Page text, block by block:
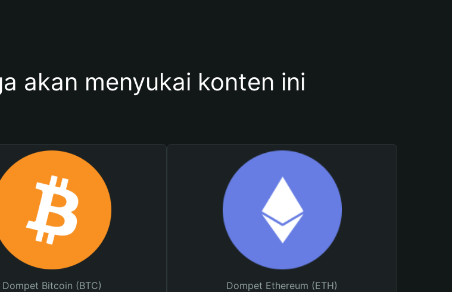
akan menyukai konten ini
Dompet Bitcoin (BTC) Dompet Ethereum (ETH)